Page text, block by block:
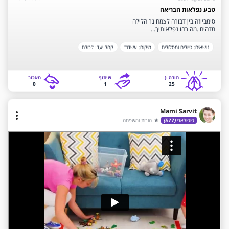
טבע נפלאות הבריאה
סימביוזה בין דבורה לצמח נר הלילה
מדהים .מה רהו נפלאותיך...
נושאים:טיולים ומסלולים מיקום: אשדוד ‫קהל יעד‬:לכולם
25
תודה‫ :)‬
1
שיתוף
0
‫מאכזב‬
Mami Sarvit
פופולארי(577)
star הורות ומשפחה more_vert